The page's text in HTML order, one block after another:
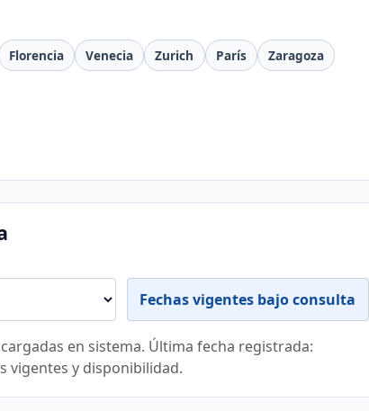
Florencia Venecia Zurich París
Zaragoza
Fechas vigentes bajo consulta
en sistema. Última fecha registrada:
vigentes y disponibilidad.